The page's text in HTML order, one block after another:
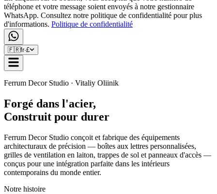
téléphone et votre message soient envoyés à notre gestionnaire
WhatsApp. Consultez notre politique de confidentialité pour plus
d'informations. Politique de confidentialité
🇫🇷fr·£
Ferrum Decor Studio · Vitaliy Oliinik
Forgé dans l'acier,
Construit pour durer
Ferrum Decor Studio conçoit et fabrique des équipements
architecturaux de précision — boîtes aux lettres personnalisées,
grilles de ventilation en laiton, trappes de sol et panneaux d'accès —
conçus pour une intégration parfaite dans les intérieurs
contemporains du monde entier.
Notre histoire